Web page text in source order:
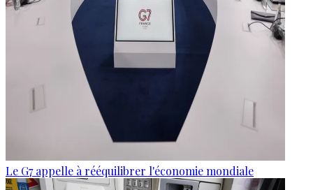
Le G7 appelle à rééquilibrer l'économie mondiale